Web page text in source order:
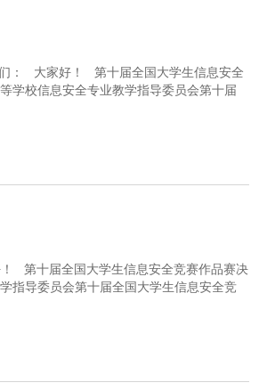
： 大家好！ 第十届全国大学生信息安全
学校信息安全专业教学指导委员会第十届
第十届全国大学生信息安全竞赛作品赛决
指导委员会第十届全国大学生信息安全竞